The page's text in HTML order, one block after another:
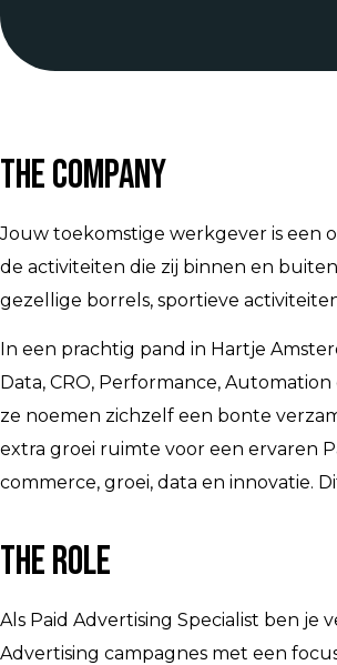
The Company
Jouw toekomstige werkgever is een
de activiteiten die zij binnen en
gezellige borrels, sportieve
In een prachtig pand in Hartje
Data, CRO, Performance,
ze noemen zichzelf een bonte
extra groei ruimte voor een ervaren
commerce, groei, data en innovatie.
The Role
Als Paid Advertising Specialist ben
Advertising campagnes met een